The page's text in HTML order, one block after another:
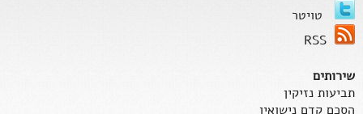
טויטר
RSS
שירותים
תביעות נזיקין
הסכם קדם נישואין